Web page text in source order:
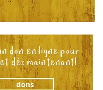
don en ligne pour
dès maintenant!
dons